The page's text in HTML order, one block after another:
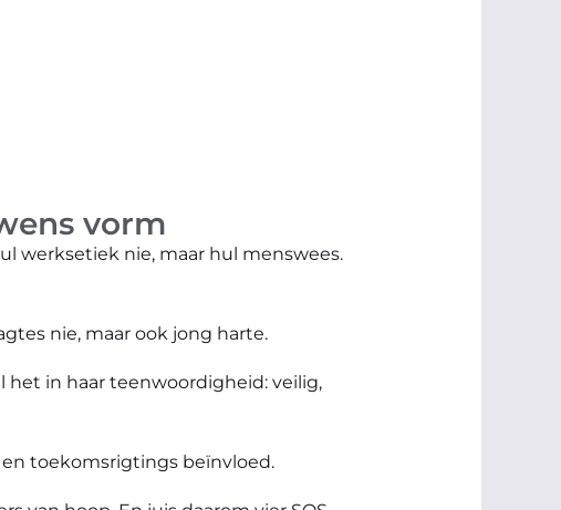
vorm
werksetiek nie, maar hul menswees.
nie, maar ook jong harte.
in haar teenwoordigheid: veilig,
en toekomsrigtings beïnvloed.